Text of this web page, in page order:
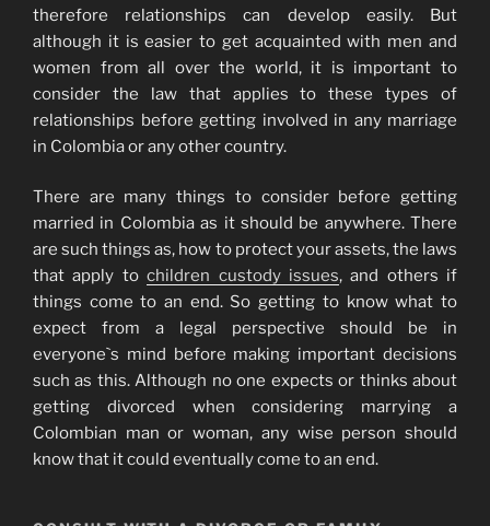
therefore relationships can develop easily. But
although it is easier to get acquainted with men and
women from all over the world, it is important to
consider the law that applies to these types of
relationships before getting involved in any marriage
in Colombia or any other country.
There are many things to consider before getting
married in Colombia as it should be anywhere. There
are such things as, how to protect your assets, the laws
that apply tochildren custody issues, and others if
things come to an end. So getting to know what to
expect from a legal perspective should be in
everyone`s mind before making important decisions
such as this. Although no one expects or thinks about
getting divorced when considering marrying a
Colombian man or woman, any wise person should
know that it could eventually come to an end.